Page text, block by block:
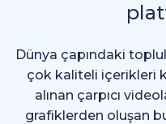
Dünya çapındaki
çok kaliteli içerikleri
alınan çarpıcı
grafiklerden oluşan